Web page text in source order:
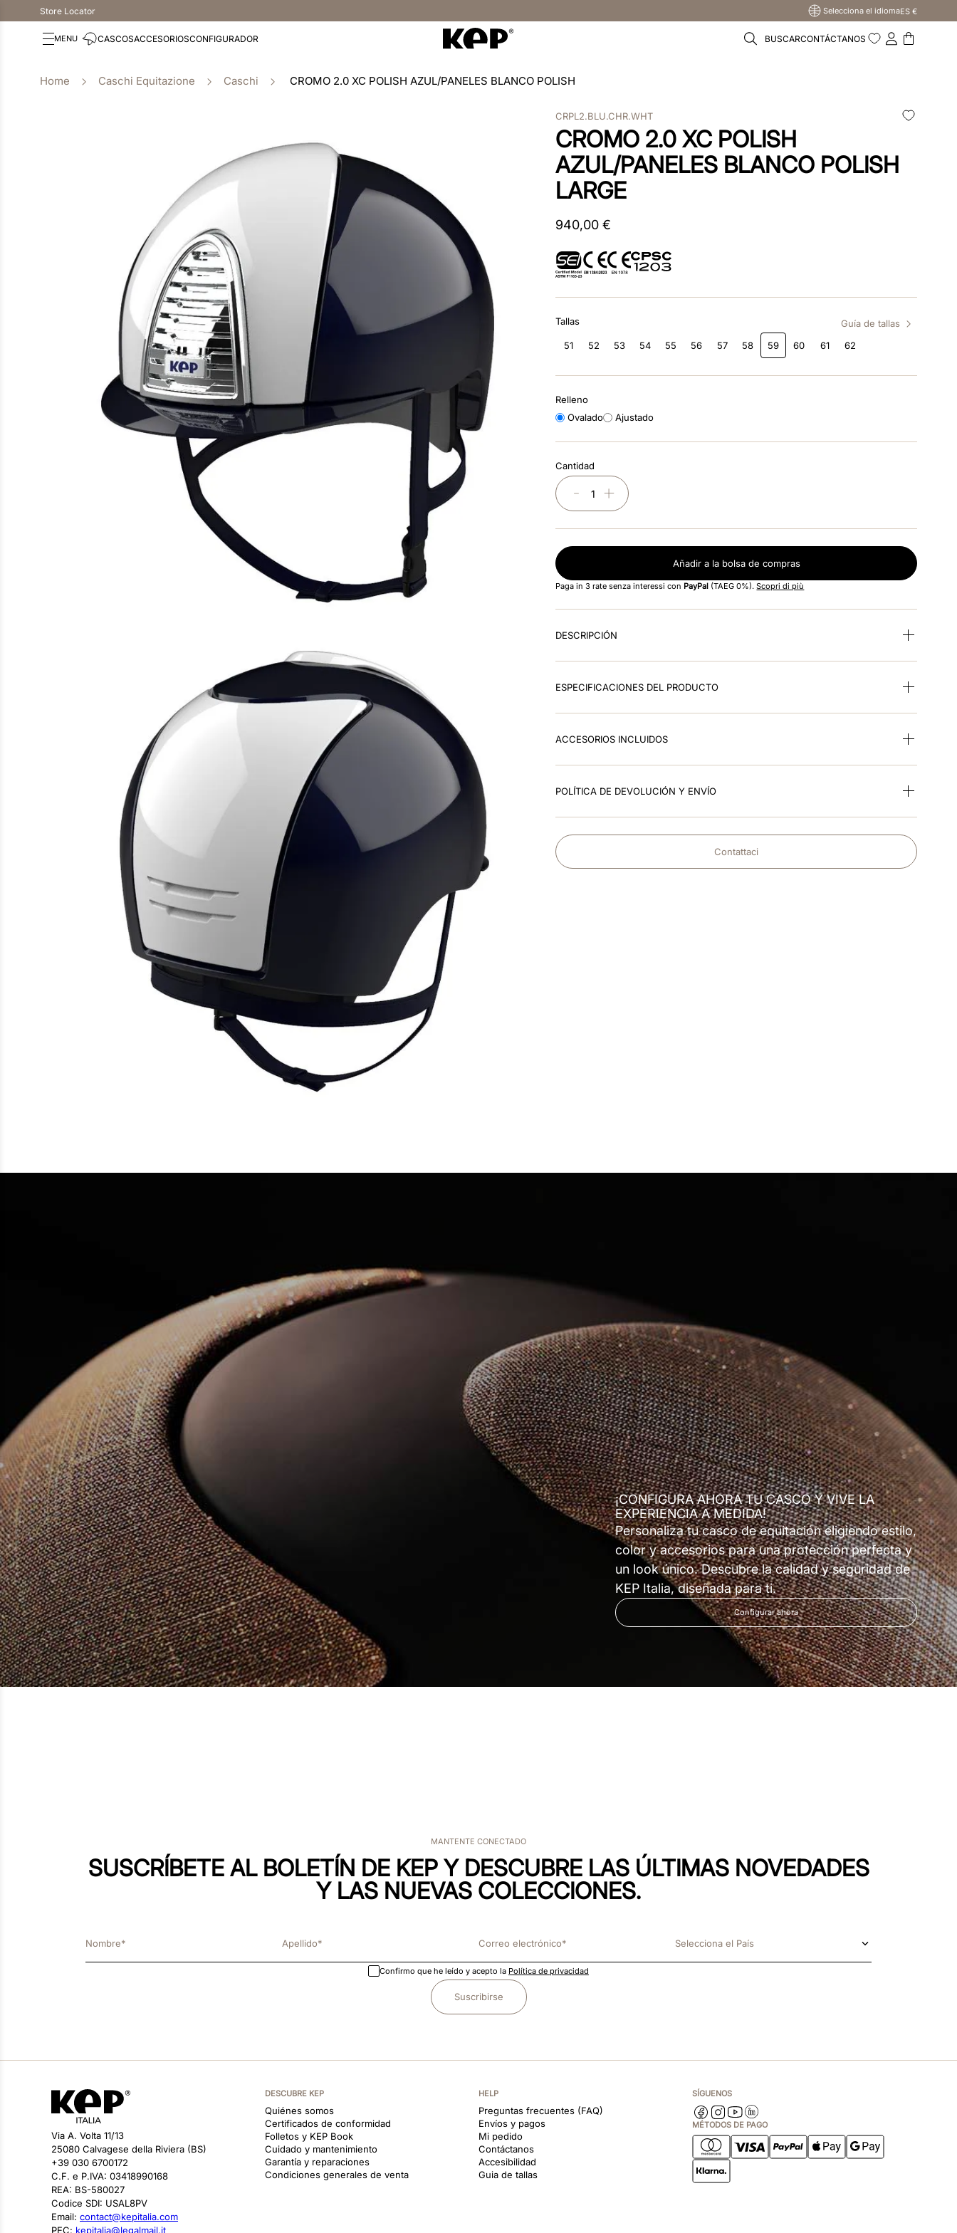
Store Locator Selecciona el idiomaES €
CASCOSACCESORIOSCONFIGURADOR BUSCARCONTÁCTANOS
Caschi Equitazione Caschi CROMO 2.0 XC POLISH AZUL/PANELES BLANCO POLISH
CRPL2.BLU.CHR.WHT
CROMO 2.0 XC POLISH
AZUL/PANELES BLANCO POLISH
LARGE
940,00 €
Tallas
Guía de tallas
51
52 53 54 55 56 57 58 59 60 61 62
Relleno
Ovalado
Ajustado
Cantidad
＋
－
Añadir a la bolsa de compras
Paga in 3 rate senza interessi con PayPal (TAEG 0%).Scopri di più
DESCRIPCIÓN
ESPECIFICACIONES DEL PRODUCTO
ACCESORIOS INCLUIDOS
POLÍTICA DE DEVOLUCIÓN Y ENVÍO
Contattaci
¡CONFIGURA AHORA TU CASCO Y VIVE LA
EXPERIENCIA A MEDIDA!
Personaliza tu casco de equitación eligiendo estilo,
color y accesorios para una protección perfecta y
un look único. Descubre la calidad y seguridad de
KEP Italia, diseñada para ti.
Configurar ahora
MANTENTE CONECTADO
SUSCRÍBETE AL BOLETÍN DE KEP Y DESCUBRE LAS ÚLTIMAS NOVEDADES
Y LAS NUEVAS COLECCIONES.
Selecciona el País
Confirmo que he leído y acepto la Política de privacidad
Suscribirse
Via A. Volta 11/13
25080 Calvagese della Riviera (BS)
+39 030 6700172
C.F. e P.IVA: 03418990168
REA: BS-580027
Codice SDI: USAL8PV
Email: contact@kepitalia.com
PEC: kepitalia@legalmail.it
DESCUBRE KEP
Quiénes somos
Certificados de conformidad
Folletos y KEP Book
Cuidado y mantenimiento
Garantía y reparaciones
Condiciones generales de venta
HELP
Preguntas frecuentes (FAQ)
Envíos y pagos
Mi pedido
Contáctanos
Accesibilidad
Guia de tallas
SÍGUENOS
MÉTODOS DE PAGO